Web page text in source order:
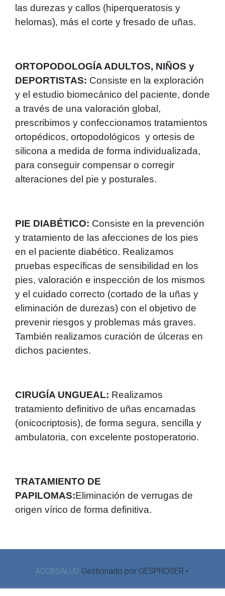
las durezas y callos (hiperqueratosis y
helomas), más el corte y fresado de uñas.
ORTOPODOLOGÍA ADULTOS, NIÑOS y
DEPORTISTAS: Consiste en la exploración
y el estudio biomecánico del paciente, donde
a través de una valoración global,
prescribimos y confeccionamos tratamientos
ortopédicos, ortopodológicos y ortesis de
silicona a medida de forma individualizada,
para conseguir compensar o corregir
alteraciones del pie y posturales.
PIE DIABÉTICO: Consiste en la prevención
y tratamiento de las afecciones de los pies
en el paciente diabético. Realizamos
pruebas específicas de sensibilidad en los
pies, valoración e inspección de los mismos
y el cuidado correcto (cortado de la uñas y
eliminación de durezas) con el objetivo de
prevenir riesgos y problemas más graves.
También realizamos curación de úlceras en
dichos pacientes.
CIRUGÍA UNGUEAL: Realizamos
tratamiento definitivo de uñas encarnadas
(onicocriptosis), de forma segura, sencilla y
ambulatoria, con excelente postoperatorio.
TRATAMIENTO DE
PAPILOMAS:Eliminación de verrugas de
origen vírico de forma definitiva.
ACCBSALUD Gestionado por GESPROSER •